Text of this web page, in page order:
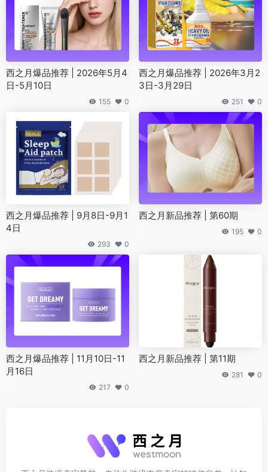
西之月爆品推荐 | 2026年5月4
日-5月10日
155 0
西之月爆品推荐 | 2026年3月2
3日-3月29日
251 0
西之月爆品推荐 | 9月8日-9月1
4日
293 0
西之月新品推荐 | 第60期
195 0
西之月爆品推荐 | 11月10日-11
月16日
217 0
西之月新品推荐 | 第11期
281 0